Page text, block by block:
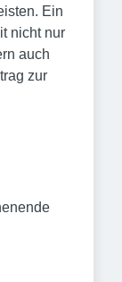
Ein
nicht nur
auch
zur